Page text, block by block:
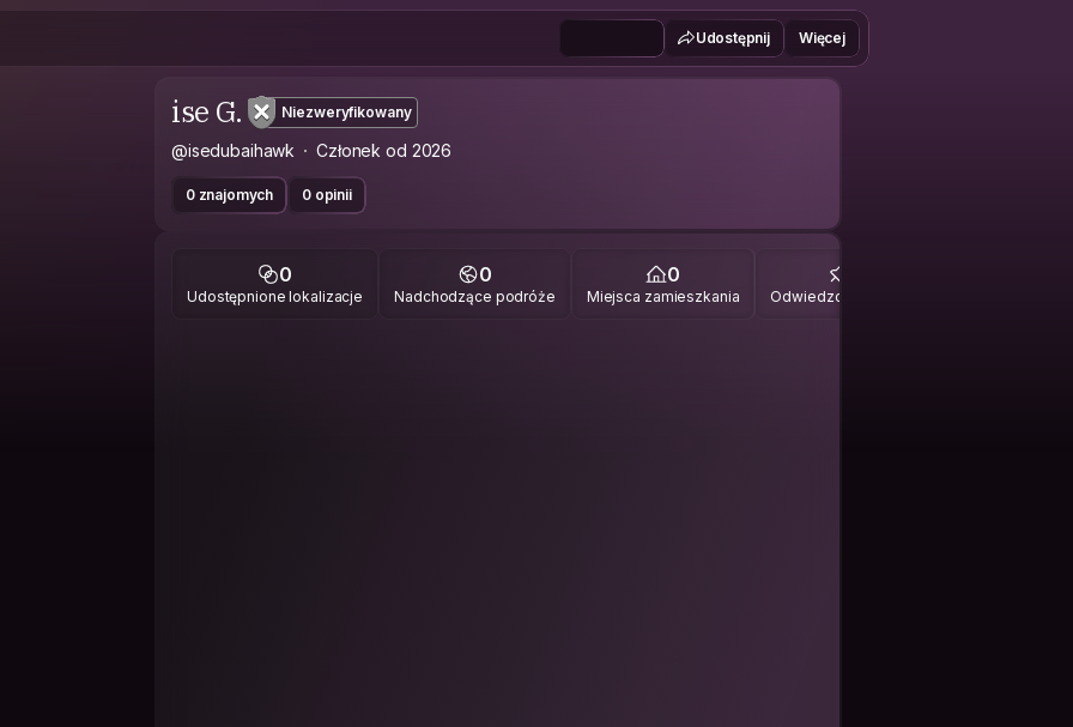
Udostępnij Więcej
ise G. Niezweryfikowany
@isedubaihawk Członek od 2026
0 znajomych 0 opinii
0
Udostępnione lokalizacje
0
Nadchodzące podróże
0
Miejsca zamieszkania Odwiedzone miejsca